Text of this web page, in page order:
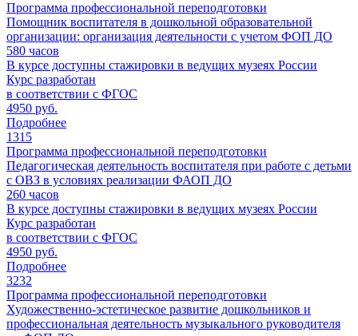
Программа профессиональной переподготовки
Помощник воспитателя в дошкольной образовательной
организации: организация деятельности с учетом ФОП ДО
580 часов
В курсе доступны стажировки в ведущих музеях России
Курс разработан
в соответствии с ФГОС
4950 руб.
Подробнее
1315
Программа профессиональной переподготовки
Педагогическая деятельность воспитателя при работе с детьми
с ОВЗ в условиях реализации ФАОП ДО
260 часов
В курсе доступны стажировки в ведущих музеях России
Курс разработан
в соответствии с ФГОС
4950 руб.
Подробнее
3232
Программа профессиональной переподготовки
Художественно-эстетическое развитие дошкольников и
профессиональная деятельность музыкального руководителя